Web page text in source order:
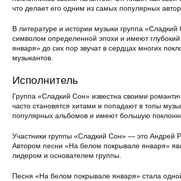
что делает его одним из самых популярных
В литературе и истории музыки группа
символом определенной эпохи и имеют
января» до сих пор звучат в сердцах многих
музыкантов.
Исполнитель
Группа «Сладкий Сон» известна своими
часто становятся хитами и попадают в топы
популярных альбомов и имеют большую
Участники группы «Сладкий Сон» — это Андрей
Автором песни «На белом покрывале января»
лидером и основателем группы.
Песня «На белом покрывале января» стала